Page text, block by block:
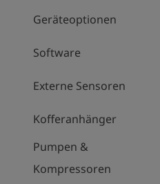
Geräteoptionen
Software
Externe Sensoren
Kofferanhänger
Pumpen &
Kompressoren